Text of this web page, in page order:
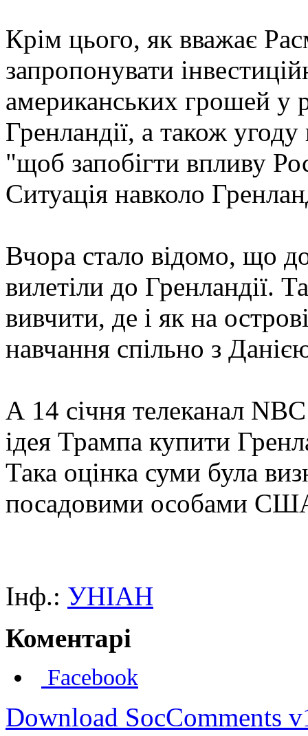
Крім цього, як вважає
запропонувати
американських грошей у
Гренландії, а також угоду
"щоб запобігти впливу
Ситуація навколо
Вчора стало відомо, що
вилетіли до Гренландії.
вивчити, де і як на
навчання спільно з
А 14 січня телеканал
ідея Трампа купити
Така оцінка суми була
посадовими особами
Інф.: УНІАН
Коментарі
Facebook
Download SocComments